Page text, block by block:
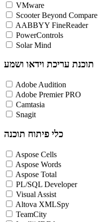
VMware
Scooter Beyond Compare
AABBYY FineReader
PowerControls
Solar Mind
תוכנת עריכת וידאו ושמע
Adobe Audition
Adobe Premier PRO
Camtasia
Snagit
כלי פיתוח תוכנה
Aspose Cells
Aspose Words
Aspose Total
PL/SQL Developer
Visual Assist
Altova XMLSpy
TeamCity